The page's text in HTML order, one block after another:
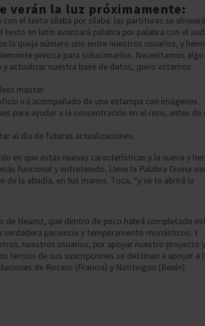
verán la luz próximamente:
el texto sílaba por sílaba: las partituras se
en latín avanzará palabra por palabra con el
la queja número uno entre nuestros usuarios, y
precisa para solucionarlos. Necesitamos algo
actualizar nuestra base de datos, ¡pero estamos
master
irá acompañado de una estampa con imágenes
para ayudar a la concentración en el rezo, antes de
al día de futuras actualizaciones.
en que estas nuevas características y la nueva y
funcional y entretenido. Lleve la Palabra Divina
de la abadía, en tus manos. Toca, “y se te abrirá la
de Neumz, que dentro de poco habrá completado
paciencia y temperamento monásticos. Y
nuestros usuarios, por apoyar nuestro proyecto
tercios de sus suscripciones se destinan a apoyar a
de Rosans (Francia) y Natitingou (Benín).